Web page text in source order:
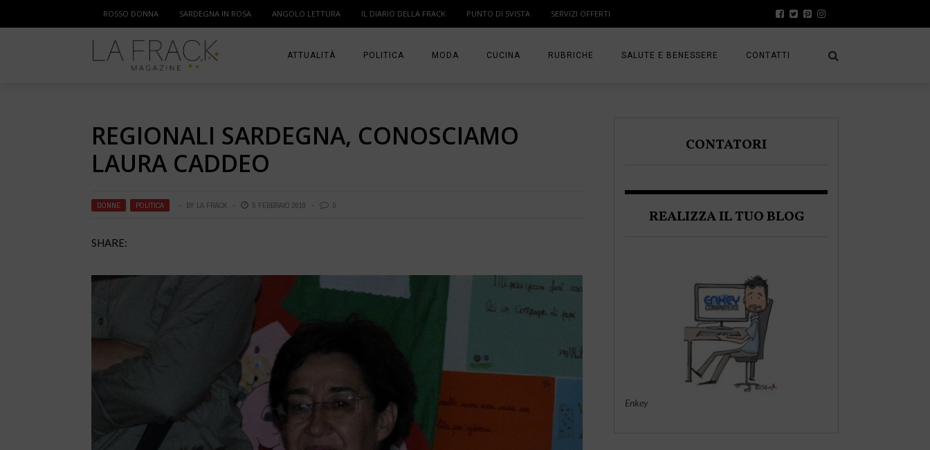
ROSSO DONNA SARDEGNA IN ROSA ANGOLO LETTURA IL DIARIO DELLA FRACK PUNTO DI SVISTA SERVIZI OFFERTI
ATTUALITÀ
MAMMA
POLITICA MODA CUCINA RUBRICHE
TI PRESENTO UNA BLOGGER
SALUTE E BENESSERE CONTATTI
REGIONALI SARDEGNA, CONOSCIAMO
LAURA CADDEO
DONNE , POLITICA BY LA FRACK 5 FEBBRAIO 2019 0
SHARE:
CONTATORI
REALIZZA IL TUO BLOG
Enkey